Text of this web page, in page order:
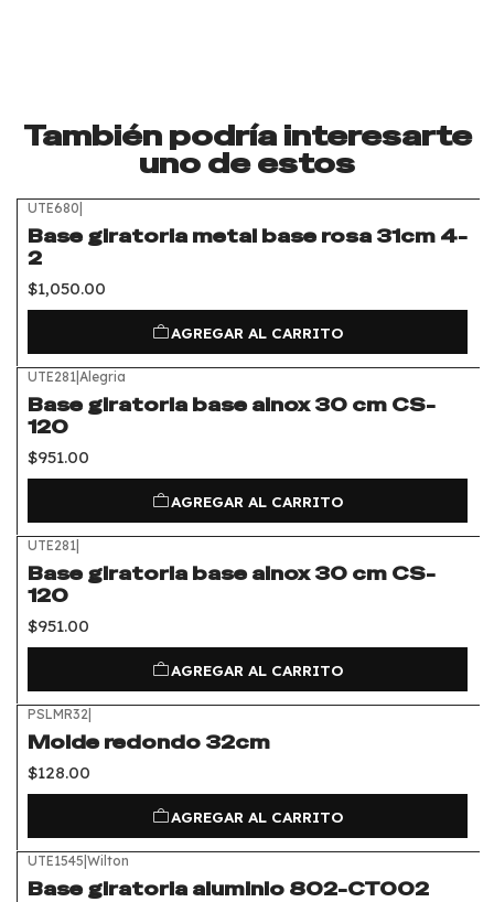
También podría interesarte
uno de estos
UTE680|
Base giratoria metal base rosa 31cm 4-
2
$1,050.00
AGREGAR AL CARRITO
UTE281|Alegria
Base giratoria base ainox 30 cm CS-
120
$951.00
AGREGAR AL CARRITO
UTE281|
Base giratoria base ainox 30 cm CS-
120
$951.00
AGREGAR AL CARRITO
PSLMR32|
Molde redondo 32cm
$128.00
AGREGAR AL CARRITO
UTE1545|Wilton
Base giratoria aluminio 802-CT002